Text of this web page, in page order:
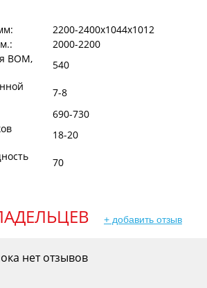
2200-2400х1044х1012
2000-2200
ВОМ,
540
7-8
690-730
18-20
70
+ добавить отзыв
нет отзывов